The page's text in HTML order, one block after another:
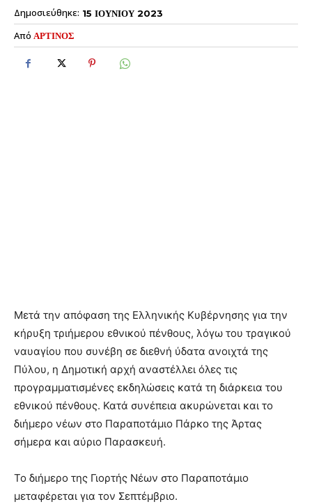
Δημοσιεύθηκε: 15 ΙΟΥΝΙΟΥ 2023
Από ΑΡΤΙΝΟΣ
Μετά την απόφαση της Ελληνικής Κυβέρνησης για την
κήρυξη τριήμερου εθνικού πένθους, λόγω του τραγικού
ναυαγίου που συνέβη σε διεθνή ύδατα ανοιχτά της
Πύλου, η Δημοτική αρχή αναστέλλει όλες τις
προγραμματισμένες εκδηλώσεις κατά τη διάρκεια του
εθνικού πένθους. Κατά συνέπεια ακυρώνεται και το
διήμερο νέων στο Παραποτάμιο Πάρκο της Άρτας
σήμερα και αύριο Παρασκευή.
Το διήμερο της Γιορτής Νέων στο Παραποτάμιο
μεταφέρεται για τον Σεπτέμβριο.